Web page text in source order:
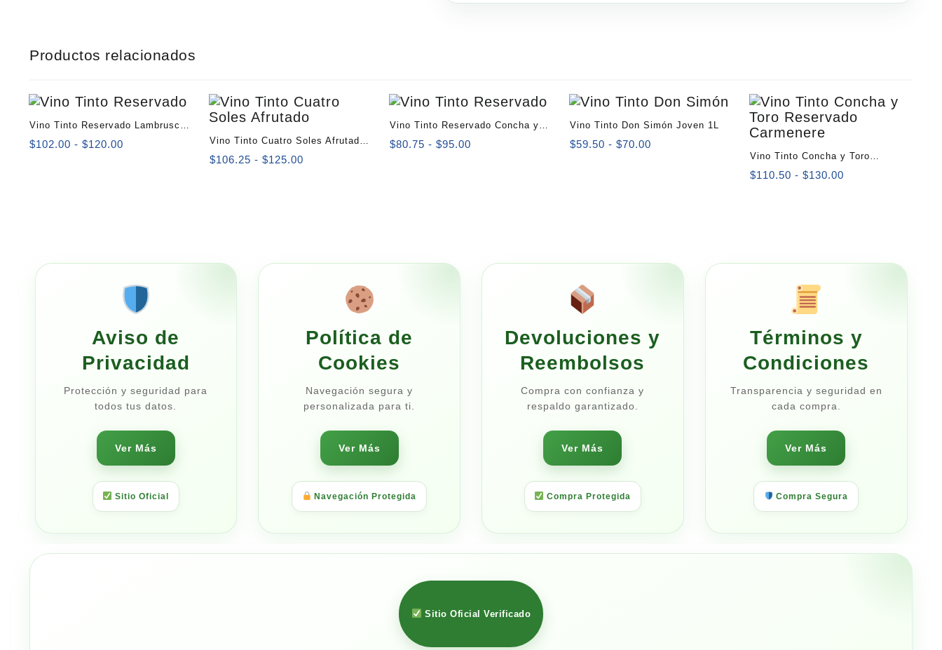
Productos relacionados
Vino Tinto Reservado Lambrusco
750 ml
$102.00 - $120.00
Vino Tinto Cuatro Soles Afrutado
750 ml
$106.25 - $125.00
Vino Tinto Reservado Concha y
Toro Dulce 750 ml
$80.75 - $95.00
Vino Tinto Don Simón Joven 1L
$59.50 - $70.00
Vino Tinto Concha y Toro
Reservado Carmenere 750 ml
$110.50 - $130.00
$130.00
Aviso de
Privacidad
Protección y seguridad para
todos tus datos.
Ver Más
Sitio Oficial
Política de
Cookies
Navegación segura y
personalizada para ti.
Ver Más
Navegación Protegida
Devoluciones y
Reembolsos
Compra con confianza y
respaldo garantizado.
Ver Más
Compra Protegida
Términos y
Condiciones
Transparencia y seguridad en
cada compra.
Ver Más
Compra Segura
Sitio Oficial Verificado